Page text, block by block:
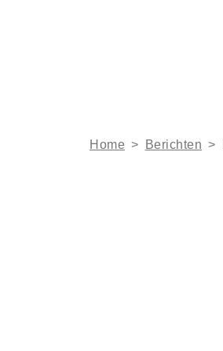
Home > Berichten >